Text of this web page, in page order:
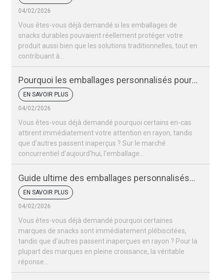
04/02/2026
Vous êtes-vous déjà demandé si les emballages de
snacks durables pouvaient réellement protéger votre
produit aussi bien que les solutions traditionnelles, tout en
contribuant à...
Pourquoi les emballages personnalisés pour
vos snacks sont-ils si importants pour votre
marque ?
EN SAVOIR PLUS
04/02/2026
Vous êtes-vous déjà demandé pourquoi certains en-cas
attirent immédiatement votre attention en rayon, tandis
que d'autres passent inaperçus ? Sur le marché
concurrentiel d'aujourd'hui, l'emballage…
Guide ultime des emballages personnalisés
pour snacks
EN SAVOIR PLUS
04/02/2026
Vous êtes-vous déjà demandé pourquoi certaines
marques de snacks sont immédiatement plébiscitées,
tandis que d'autres passent inaperçues en rayon ? Pour la
plupart des marques en pleine croissance, la véritable
réponse…